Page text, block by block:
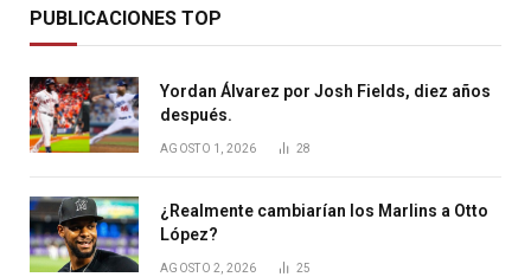
PUBLICACIONES TOP
Yordan Álvarez por Josh Fields, diez años
después.
AGOSTO 1, 2026 28
¿Realmente cambiarían los Marlins a Otto
López?
AGOSTO 2, 2026 25